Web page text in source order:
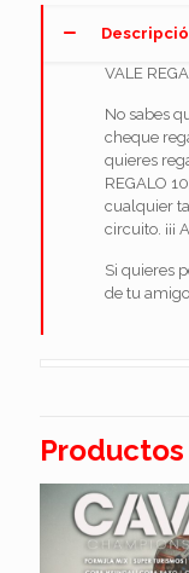
VALE
No sabes
cheque
quieres
REGALO
cualquier
circuito. ¡¡¡
Si quieres
de tu